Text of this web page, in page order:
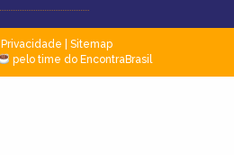
Privacidade
Sitemap
pelo time do EncontraBrasil